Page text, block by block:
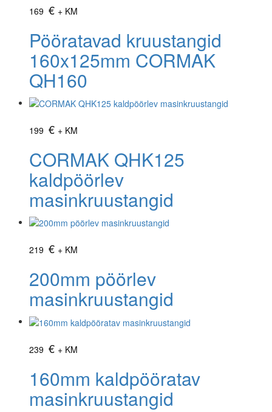
169 € + KM
Pööratavad kruustangid
160x125mm CORMAK
QH160
199 € + KM
CORMAK QHK125
kaldpöörlev
masinkruustangid
219 € + KM
200mm pöörlev
masinkruustangid
239 € + KM
160mm kaldpööratav
masinkruustangid